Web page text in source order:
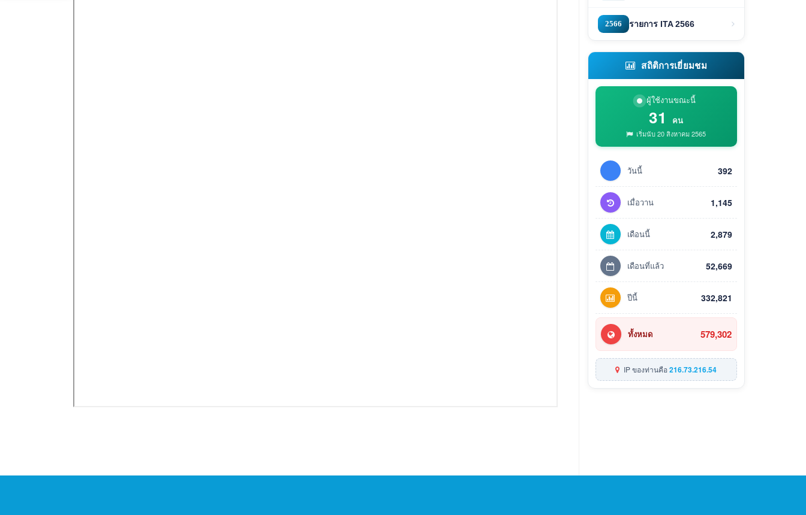
2566 รายการ ITA 2566
สถิติการเยี่ยมชม
ผู้ใช้งานขณะนี้
31 คน
เริ่มนับ 20 สิงหาคม 2565
วันนี้ 392
เมื่อวาน 1,145
เดือนนี้ 2,879
เดือนที่แล้ว 52,669
ปีนี้ 332,821
ทั้งหมด 579,302
IP ของท่านคือ216.73.216.54